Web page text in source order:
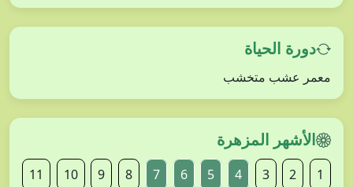
دورة الحياة
معمر عشب متخشب
الأشهر المزهرة
1
2
3
4
5
6
7
8
9
10
11